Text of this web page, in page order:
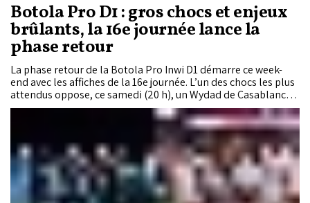
Botola Pro D1 : gros chocs et enjeux
brûlants, la 16e journée lance la
phase retour
La phase retour de la Botola Pro Inwi D1 démarre ce week-
end avec les affiches de la 16e journée. L’un des chocs les plus
attendus oppose, ce samedi (20 h), un Wydad de Casablanca
en quête de rebond à un Kawkab de Marrakech englué dans le
bas du classement. Au Complexe Mohammed V, le Raja signe
son grand retour avec un duel musclé face au Fath Union
Sports, ce dimanche (18 h). De son côté, l’AS FAR vise la
consolidation de son fauteuil de leader face à l’US Yacoub El
Mansour, tandis que le Maghreb de Fès se frotte à une
Renaissance de Zemamra en pleine confiance après son
succès face à l’OC Safi.